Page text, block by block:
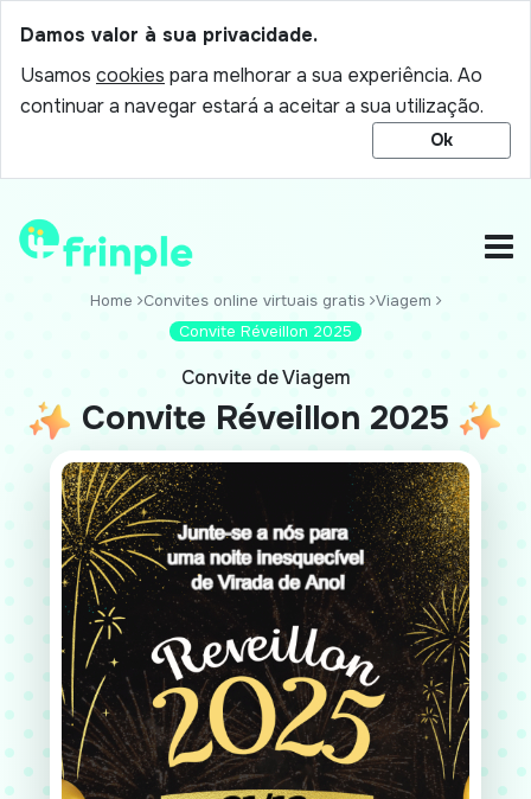
Damos valor à sua privacidade.
Usamos cookies para melhorar a sua experiência. Ao
continuar a navegar estará a aceitar a sua utilização.
Ok
Home Convites online virtuais gratis Viagem
Convite Réveillon 2025
Convite de Viagem
Convite Réveillon 2025